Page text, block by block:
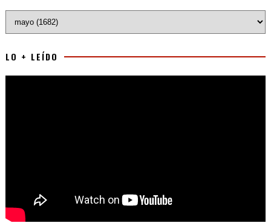
LO + LEÍDO